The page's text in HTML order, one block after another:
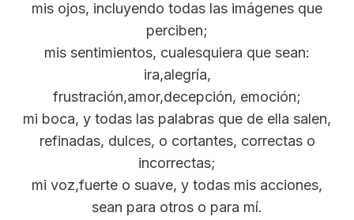
mis ojos, incluyendo todas las imágenes que
perciben;
mis sentimientos, cualesquiera que sean:
ira,alegría,
frustración,amor,decepción, emoción;
mi boca, y todas las palabras que de ella salen,
refinadas, dulces, o cortantes, correctas o
incorrectas;
mi voz,fuerte o suave, y todas mis acciones,
sean para otros o para mí.